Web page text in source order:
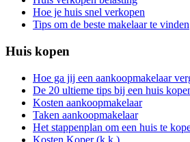
Hoe je huis snel verkopen
Tips om de beste makelaar te vinden
Huis kopen
Hoe ga jij een aankoopmakelaar
De 20 ultieme tips bij een huis
Kosten aankoopmakelaar
Taken aankoopmakelaar
Het stappenplan om een huis te
Kosten Koper (k.k.)